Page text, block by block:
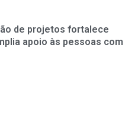
de projetos fortalece
apoio às pessoas com